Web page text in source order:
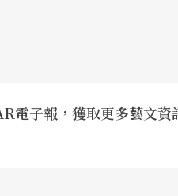
電子報，獲取更多藝文資